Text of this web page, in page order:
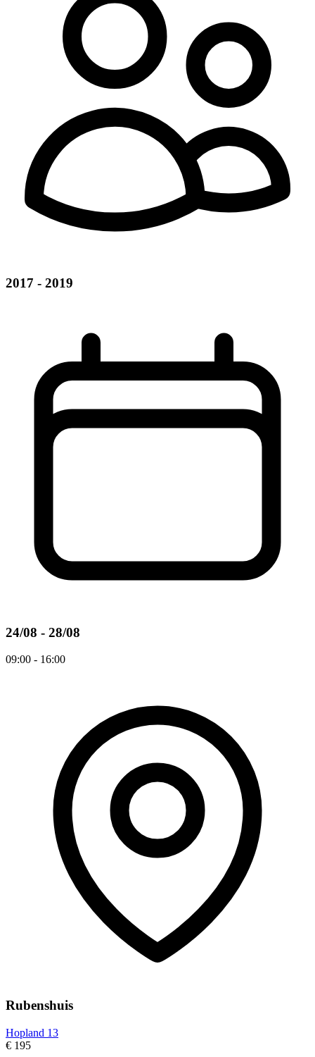
2017 - 2019
24/08 - 28/08
09:00 - 16:00
Rubenshuis
Hopland 13
€ 195